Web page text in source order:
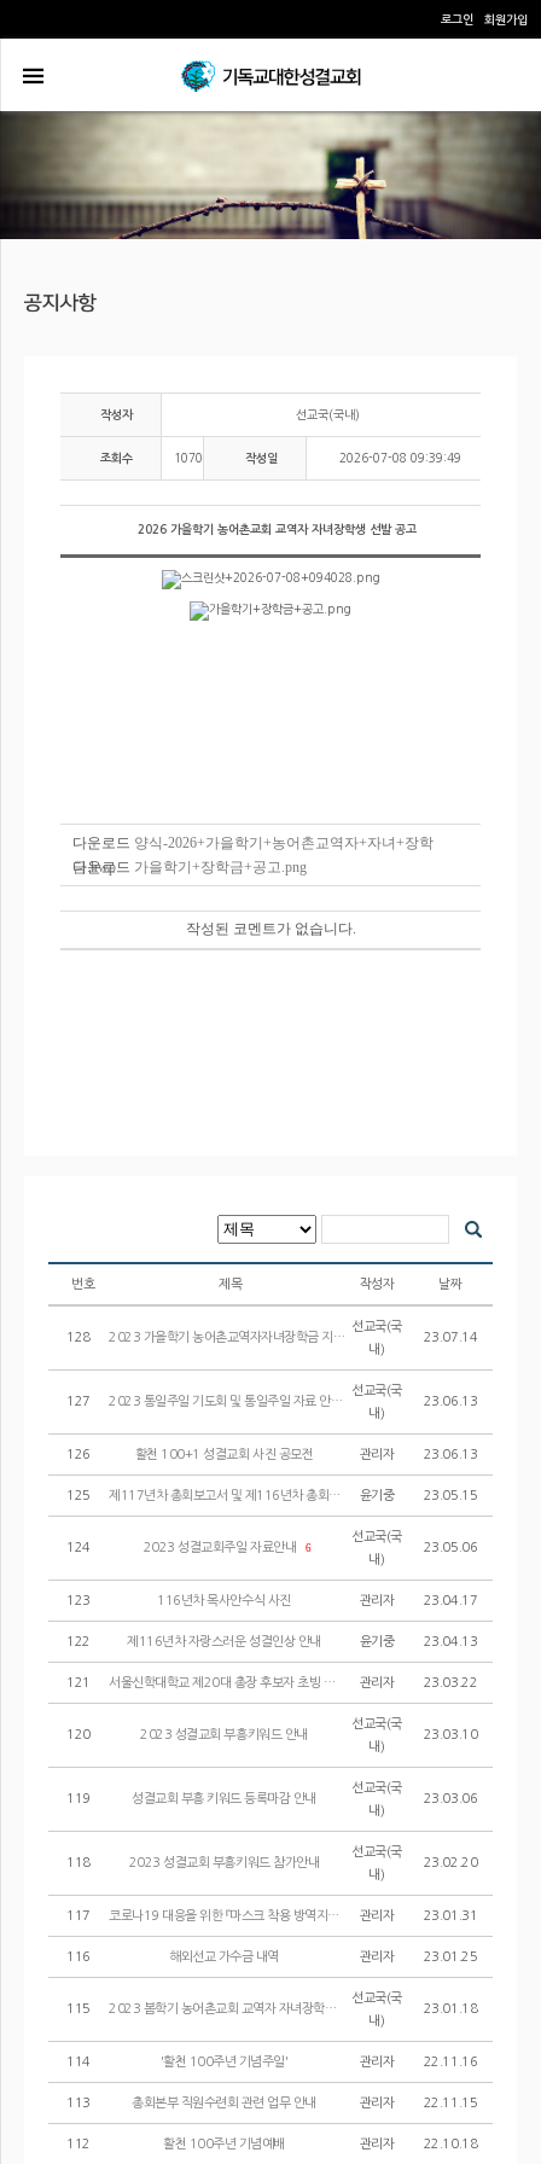
로그인 회원가입
작성자 선교국(국내)
조회수 1070 작성일 2026-07-08 09:39:49
2026 가을학기 농어촌교회 교역자 자녀장학생 선발 공고
다운로드 양식-2026+가을학기+농어촌교역자+자녀+장학
금.hwp
다운로드 가을학기+장학금+공고.png
번호 제목 작성자 날짜
128 2023 가을학기 농어촌교역자자녀장학금 지원 선발공고
선교국(국
내)
23.07.14
127 2023 통일주일 기도회 및 통일주일 자료 안내
선교국(국
내)
23.06.13
126 활천 100+1 성결교회 사진 공모전 관리자 23.06.13
125 제117년차 총회보고서 및 제116년차 총회에 상정된 헌법 및 시행세칙 개정안 윤기중 23.05.15
124 2023 성결교회주일 자료안내 6
선교국(국
내)
23.05.06
123 116년차 목사안수식 사진 관리자 23.04.17
122 제116년차 자랑스러운 성결인상 안내 윤기중 23.04.13
121 서울신학대학교 제20대 총장 후보자 초빙 공고 관리자 23.03.22
120 2023 성결교회 부흥키워드 안내
선교국(국
내)
23.03.10
119 성결교회 부흥 키워드 등록마감 안내
선교국(국
내)
23.03.06
118 2023 성결교회 부흥키워드 참가안내
선교국(국
내)
23.02.20
117 코로나19 대응을 위한 『마스크 착용 방역지침 준수 명령 및 과태료 부과 업무 안... 관리자 23.01.31
116 해외선교 가수금 내역 관리자 23.01.25
115 2023 봄학기 농어촌교회 교역자 자녀장학금 지원 선발 공고
선교국(국
내)
23.01.18
114 '활천 100주년 기념주일' 관리자 22.11.16
113 총회본부 직원수련회 관련 업무 안내 관리자 22.11.15
112 활천 100주년 기념예배 관리자 22.10.18